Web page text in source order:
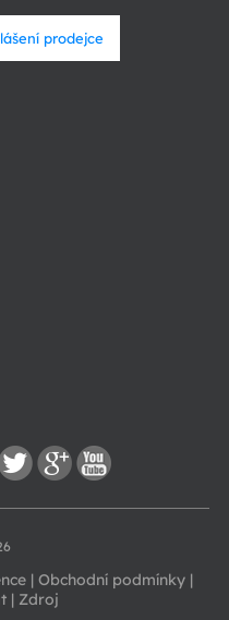
prodejce
go you
| Obchodní podmínky |
| Zdroj